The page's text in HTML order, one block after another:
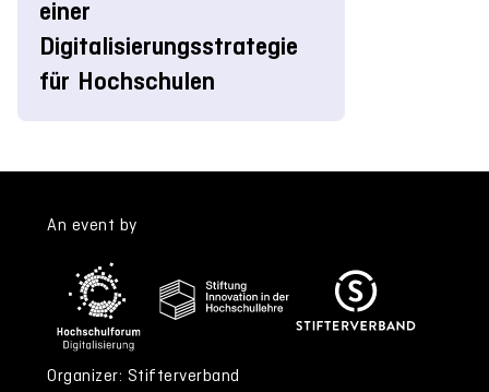
einer
Digitalisierungsstrategie
für Hochschulen
An event by
Organizer: Stifterverband